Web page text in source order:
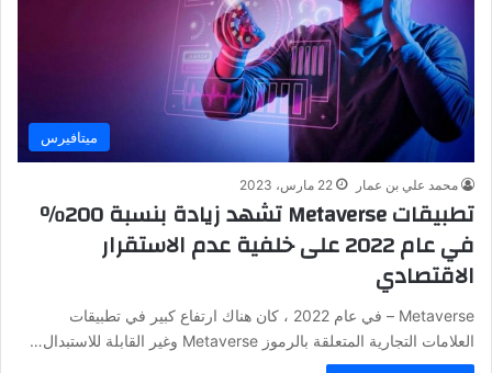
ميتافيرس
محمد علي بن عمار 22 مارس، 2023
تطبيقات Metaverse تشهد زيادة بنسبة 200٪
في عام 2022 على خلفية عدم الاستقرار
الاقتصادي
Metaverse – في عام 2022 ، كان هناك ارتفاع كبير في تطبيقات
العلامات التجارية المتعلقة بالرموز Metaverse وغير القابلة للاستبدال…